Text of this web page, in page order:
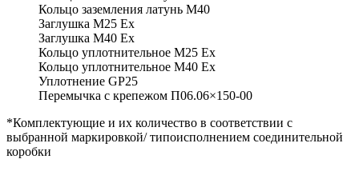
Кольцо заземления латунь М40
Заглушка М25 Ex
Заглушка М40 Ex
Кольцо уплотнительное М25 Ex
Кольцо уплотнительное М40 Ex
Уплотнение GP25
Перемычка с крепежом П06.06×150-00
*Комплектующие и их количество в соответствии с
выбранной маркировкой/ типоисполнением соединительной
коробки